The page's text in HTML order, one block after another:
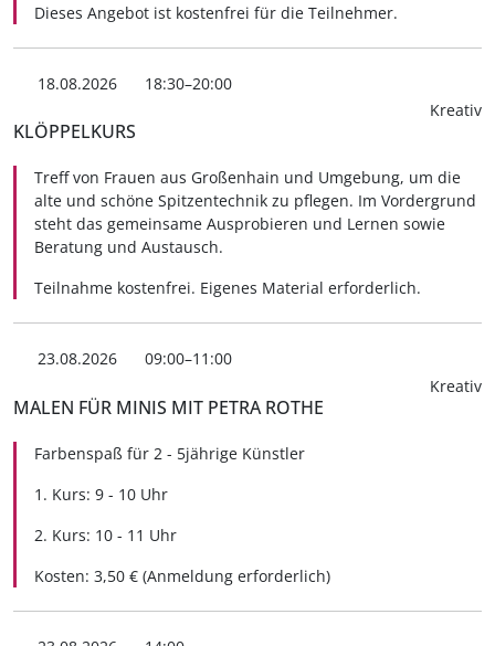
Dieses Angebot ist kostenfrei für die Teilnehmer.
18.08.2026
18:30–20:00
Kreativ
KLÖPPELKURS
Treff von Frauen aus Großenhain und Umgebung, um die
alte und schöne Spitzentechnik zu pflegen. Im Vordergrund
steht das gemeinsame Ausprobieren und Lernen sowie
Beratung und Austausch.
Teilnahme kostenfrei. Eigenes Material erforderlich.
23.08.2026
09:00–11:00
Kreativ
MALEN FÜR MINIS MIT PETRA ROTHE
Farbenspaß für 2 - 5jährige Künstler
1. Kurs: 9 - 10 Uhr
2. Kurs: 10 - 11 Uhr
Kosten: 3,50 € (Anmeldung erforderlich)